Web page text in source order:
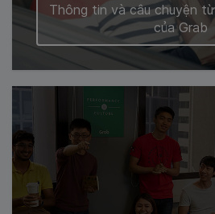
Thông tin và câu chuyện
của Grab